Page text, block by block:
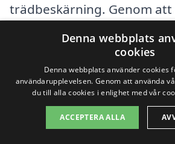
trädbeskärning. Genom att
plattformar som xn--
rqbf.se kan du enkelt
tjänster från olika
söker efter expertis inom
är det bra att veta vart man
Denna webbplats
cookies
Denna webbplats använder cookies
användarupplevelsen. Genom att använda
du till alla cookies i enlighet med vår
ACCEPTERA ALLA